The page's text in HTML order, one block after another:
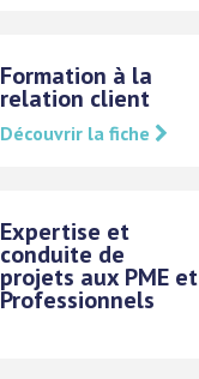
Formation à la
relation client
Découvrir la fiche
Expertise et
conduite de
projets aux PME et
Professionnels